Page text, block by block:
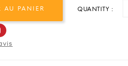
AU PANIER QUANTITY :